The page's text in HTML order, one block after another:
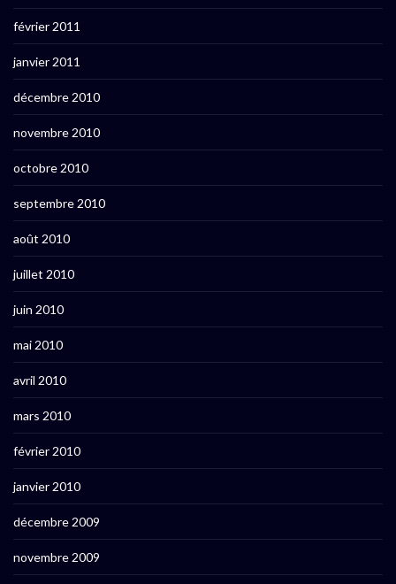
février 2011
janvier 2011
décembre 2010
novembre 2010
octobre 2010
septembre 2010
août 2010
juillet 2010
juin 2010
mai 2010
avril 2010
mars 2010
février 2010
janvier 2010
décembre 2009
novembre 2009